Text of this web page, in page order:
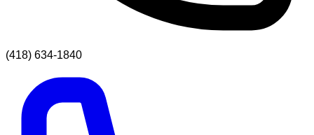
(418) 634-1840